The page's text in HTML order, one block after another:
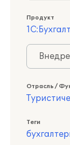
Продукт
Отрасль /
Теги